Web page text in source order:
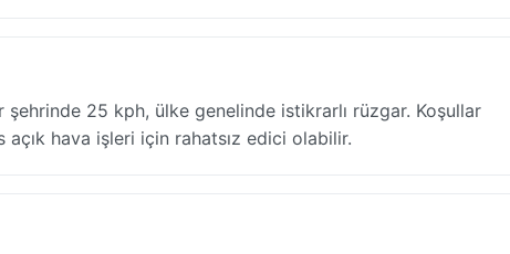
25 kph, ülke genelinde istikrarlı rüzgar. Koşullar
hava işleri için rahatsız edici olabilir.